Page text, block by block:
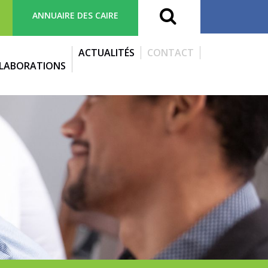
ANNUAIRE DES CAIRE
ACTUALITÉS CONTACT